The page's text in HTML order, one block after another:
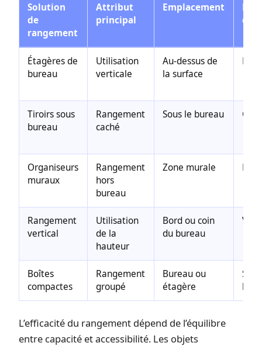
Solution
de
rangement
Attribut
principal
Emplacement
Étagères de
bureau
Utilisation
verticale
Au-dessus de
la surface
Tiroirs sous
bureau
Rangement
caché
Sous le bureau
Organiseurs
muraux
Rangement
hors
bureau
Zone murale
Rangement
vertical
Utilisation
de la
hauteur
Bord ou coin
du bureau
Boîtes
compactes
Rangement
groupé
Bureau ou
étagère
L’efficacité du rangement dépend de l’équilibre
entre capacité et accessibilité. Les objets